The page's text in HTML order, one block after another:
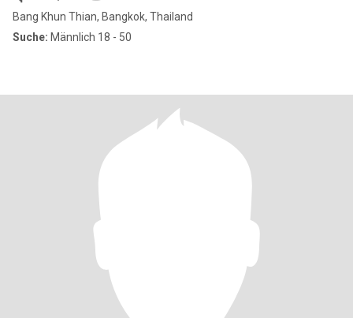
Bang Khun Thian, Bangkok, Thailand
Suche: Männlich 18 - 50